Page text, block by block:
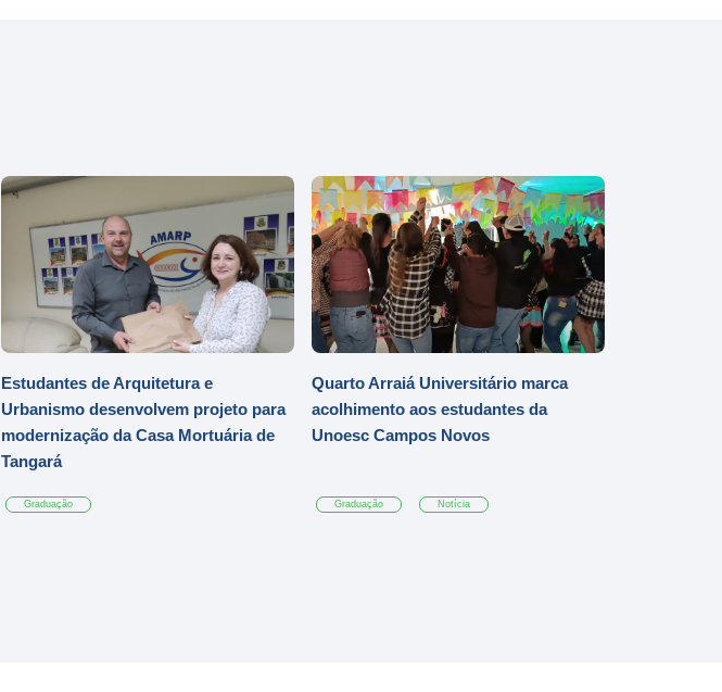
Estudantes de Arquitetura e
Urbanismo desenvolvem projeto para
modernização da Casa Mortuária de
Tangará
Graduação
Quarto Arraiá Universitário marca
acolhimento aos estudantes da
Unoesc Campos Novos
Graduação Notícia